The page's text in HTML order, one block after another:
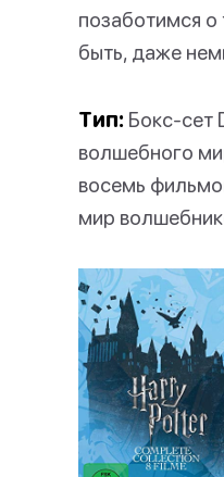
позаботимся
быть, даже
Тип: Бокс-сет
волшебного
восемь
мир